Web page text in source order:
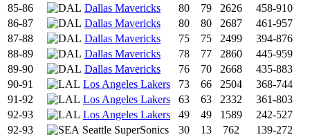
85-86
Dallas Mavericks 80 79 2626
458-910
86-87
Dallas Mavericks 80 80 2687
461-957
87-88
Dallas Mavericks 75 75 2499
394-876
88-89
Dallas Mavericks 78 77 2860
445-959
89-90
Dallas Mavericks 76 70 2668
435-883
90-91
Los Angeles Lakers 73 66 2504
368-744
91-92
Los Angeles Lakers 63 63 2332
361-803
92-93
Los Angeles Lakers 49 49 1589
242-527
92-93
Seattle SuperSonics 30 13 762
139-272